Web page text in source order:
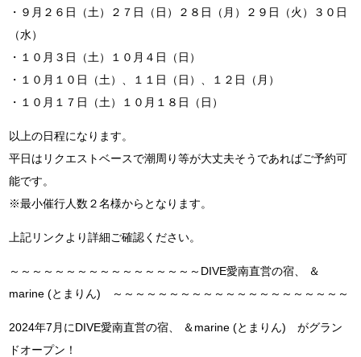
・９月２６日（土）２７日（日）２８日（月）２９日（火）３０日
（水）
・１０月３日（土）１０月４日（日）
・１０月１０日（土）、１１日（日）、１２日（月）
・１０月１７日（土）１０月１８日（日）
以上の日程になります。
平日はリクエストベースで潮周り等が大丈夫そうであればご予約可
能です。
※最小催行人数２名様からとなります。
上記リンクより詳細ご確認ください。
～～～～～～～～～～～～～～～～～DIVE愛南直営の宿、 ＆
marine (とまりん) ～～～～～～～～～～～～～～～～～～～～～
2024年7月にDIVE愛南直営の宿、 ＆marine (とまりん) がグラン
ドオープン！